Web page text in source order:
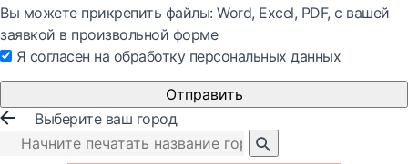
Вы можете прикрепить файлы: Word, Exсel, PDF, с вашей
заявкой в произвольной форме
Я согласен на обработку персональных данных
Отправить
Выберите ваш город